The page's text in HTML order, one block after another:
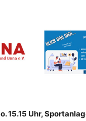
15.15 Uhr,